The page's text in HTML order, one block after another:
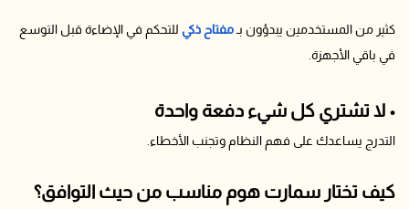
كثير من المستخدمين يبدؤون بـ مفتاح ذكي للتحكم في الإضاءة قبل التوسع
في باقي الأجهزة.
• لا تشتري كل شيء دفعة واحدة
التدرج يساعدك على فهم النظام وتجنب الأخطاء.
كيف تختار سمارت هوم مناسب من حيث التوافق؟